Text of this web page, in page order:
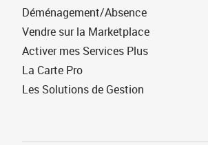
Déménagement/Absence
Vendre sur la Marketplace
Activer mes Services Plus
La Carte Pro
Les Solutions de Gestion